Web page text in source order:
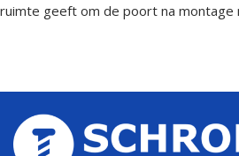
ruimte geeft om de poort na montage